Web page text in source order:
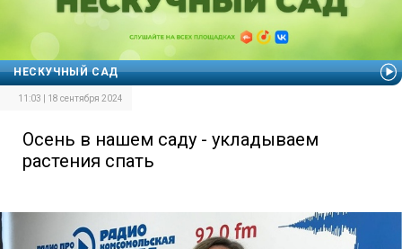
НЕСКУЧНЫЙ САД
11:03 | 18 сентября 2024
Осень в нашем саду - укладываем
растения спать